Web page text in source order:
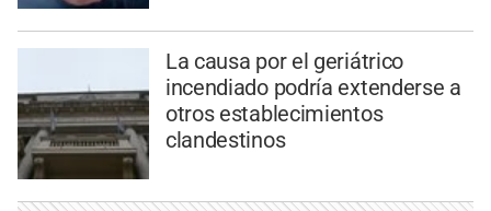
La causa por el geriátrico
incendiado podría extenderse a
otros establecimientos
clandestinos